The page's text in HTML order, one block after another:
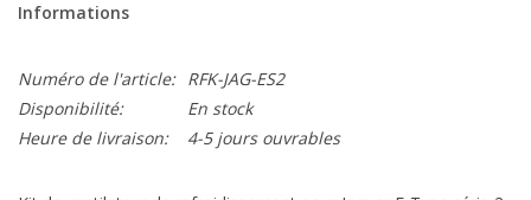
Informations
Numéro de l'article: RFK-JAG-ES2
Disponibilité:
En stock
Heure de livraison:
4-5 jours ouvrables